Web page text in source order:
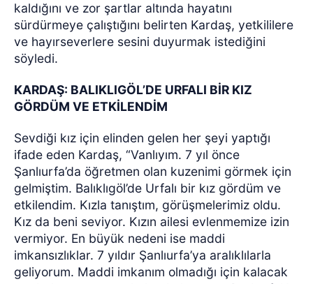
kaldığını ve zor şartlar altında hayatını
sürdürmeye çalıştığını belirten Kardaş, yetkililere
ve hayırseverlere sesini duyurmak istediğini
söyledi.
KARDAŞ: BALIKLIGÖL’DE URFALI BİR KIZ
GÖRDÜM VE ETKİLENDİM
Sevdiği kız için elinden gelen her şeyi yaptığı
ifade eden Kardaş, “Vanlıyım. 7 yıl önce
Şanlıurfa’da öğretmen olan kuzenimi görmek için
gelmiştim. Balıklıgöl’de Urfalı bir kız gördüm ve
etkilendim. Kızla tanıştım, görüşmelerimiz oldu.
Kız da beni seviyor. Kızın ailesi evlenmemize izin
vermiyor. En büyük nedeni ise maddi
imkansızlıklar. 7 yıldır Şanlıurfa’ya aralıklılarla
geliyorum. Maddi imkanım olmadığı için kalacak